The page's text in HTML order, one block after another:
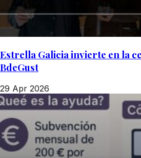
Estrella Galicia invierte en la
BdeGust
29 Apr 2026